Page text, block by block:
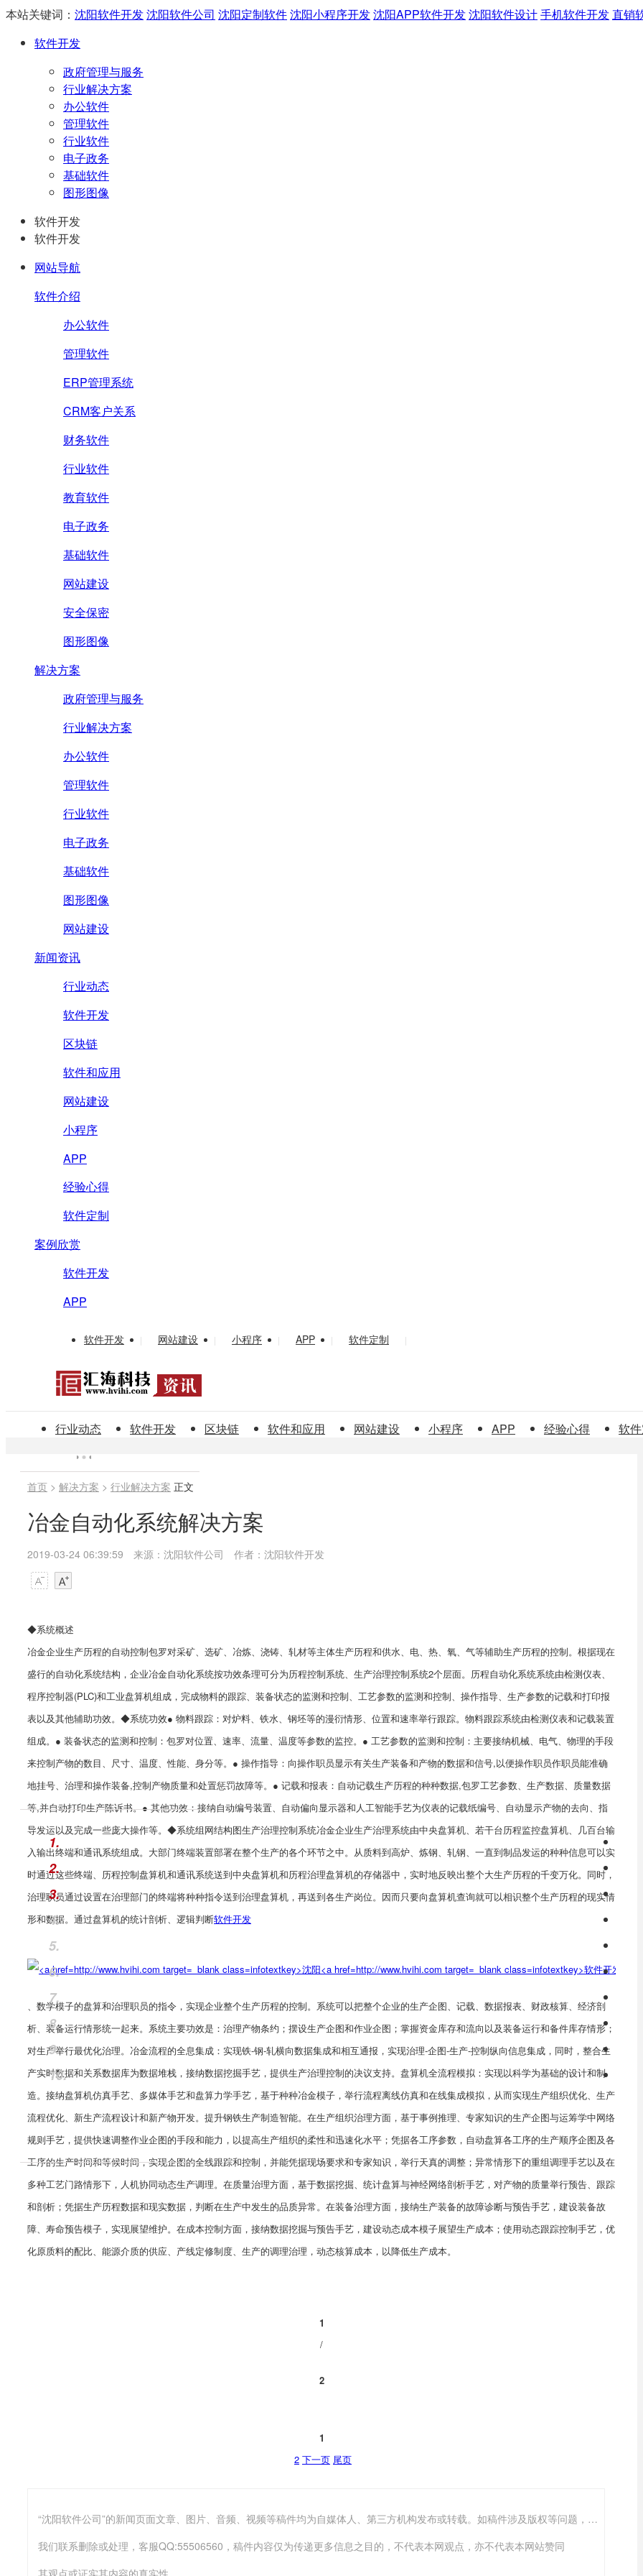
本站关键词： 沈阳软件开发沈阳软件公司 沈阳定制软件沈阳小程序开发沈阳APP软件开发沈阳软件设计手机软件开发直销
软件开发
政府管理与服务
行业解决方案
办公软件
管理软件
行业软件
电子政务
基础软件
图形图像
软件开发
软件开发
网站导航
软件介绍
办公软件
管理软件
ERP管理系统
CRM客户关系
财务软件
行业软件
教育软件
电子政务
基础软件
网站建设
安全保密
图形图像
解决方案
政府管理与服务
行业解决方案
办公软件
管理软件
行业软件
电子政务
基础软件
图形图像
网站建设
新闻资讯
行业动态
软件开发
区块链
软件和应用
网站建设
小程序
APP
经验心得
软件定制
案例欣赏
软件开发
APP
软件开发 | 网站建设 | 小程序 | APP | 软件定制 |
行业动态 软件开发 区块链 软件和应用 网站建设 小程序 APP 经验心得 软
首页 > 解决方案 > 行业解决方案 正文
冶金自动化系统解决方案
2019-03-24 06:39:59 来源：沈阳软件公司 作者：沈阳软件开发
◆系统概述
冶金企业生产历程的自动控制包罗对采矿、选矿、冶炼、浇铸、轧材等主体生产历程和供水、电、热、氧、气等辅助生产历程的控制。根据现在
盛行的自动化系统结构，企业冶金自动化系统按功效条理可分为历程控制系统、生产治理控制系统2个层面。 历程自动化系统系统由检测仪表、
程序控制器(PLC)和工业盘算机组成，完成物料的跟踪、装备状态的监测和控制、工艺参数的监测和控制、操作指导、生产参数的记载和打印报
表以及其他辅助功效。 ◆系统功效● 物料跟踪：对炉料、铁水、钢坯等的漫衍情形、位置和速率举行跟踪。物料跟踪系统由检测仪表和记载装置
组成。 ● 装备状态的监测和控制：包罗对位置、速率、流量、温度等参数的监控。 ● 工艺参数的监测和控制：主要接纳机械、电气、物理的手段
来控制产物的数目、尺寸、温度、性能、身分等。 ● 操作指导：向操作职员显示有关生产装备和产物的数据和信号,以便操作职员作职员能准确
地挂号、治理和操作装备,控制产物质量和处置惩罚故障等。 ● 记载和报表：自动记载生产历程的种种数据,包罗工艺参数、生产数据、质量数据
等,并自动打印生产陈诉书。● 其他功效：接纳自动编号装置、自动偏向显示器和人工智能手艺为仪表的记载纸编号、自动显示产物的去向、指
导发运以及完成一些庞大操作等。 ◆系统组网结构图生产治理控制系统冶金企业生产治理系统由中央盘算机、若干台历程监控盘算机、几百台输
入输出终端和通讯系统组成。大部门终端装置部署在整个生产的各个环节之中。从质料到高炉、炼钢、轧钢、一直到制品发运的种种信息可以实
时通过这些终端、历程控制盘算机和通讯系统送到中央盘算机和历程治理盘算机的存储器中，实时地反映出整个大生产历程的千变万化。 同时，
治理职员通过设置在治理部门的终端将种种指令送到治理盘算机，再送到各生产岗位。因而只要向盘算机查询就可以相识整个生产历程的现实情
形和数据。通过盘算机的统计剖析、逻辑判断软件开发
、数学模子的盘算和治理职员的指令，实现企业整个生产历程的控制。系统可以把整个企业的生产企图、记载、数据报表、财政核算、经济剖
析、装备运行情形统一起来。系统主要功效是：治理产物条约；摆设生产企图和作业企图；掌握资金库存和流向以及装备运行和备件库存情形；
对生产举行最优化治理。 冶金流程的全息集成：实现铁-钢-轧横向数据集成和相互通报，实现治理-企图-生产-控制纵向信息集成，同时，整合生
产实时数据和关系数据库为数据堆栈，接纳数据挖掘手艺，提供生产治理控制的决议支持。 盘算机全流程模拟：实现以科学为基础的设计和制
造。接纳盘算机仿真手艺、多媒体手艺和盘算力学手艺，基于种种冶金模子，举行流程离线仿真和在线集成模拟，从而实现生产组织优化、生产
流程优化、新生产流程设计和新产物开发。 提升钢铁生产制造智能。在生产组织治理方面，基于事例推理、专家知识的生产企图与运筹学中网络
规则手艺，提供快速调整作业企图的手段和能力，以提高生产组织的柔性和迅速化水平；凭据各工序参数，自动盘算各工序的生产顺序企图及各
工序的生产时间和等候时间，实现企图的全线跟踪和控制，并能凭据现场要求和专家知识，举行天真的调整；异常情形下的重组调理手艺以及在
多种工艺门路情形下，人机协同动态生产调理。在质量治理方面，基于数据挖掘、统计盘算与神经网络剖析手艺，对产物的质量举行预告、跟踪
和剖析；凭据生产历程数据和现实数据，判断在生产中发生的品质异常。在装备治理方面，接纳生产装备的故障诊断与预告手艺，建设装备故
障、寿命预告模子，实现展望维护。在成本控制方面，接纳数据挖掘与预告手艺，建设动态成本模子展望生产成本；使用动态跟踪控制手艺，优
化原质料的配比、能源介质的供应、产线定修制度、生产的调理治理，动态核算成本，以降低生产成本。
1
/
2
1
2 下一页 尾页
“沈阳软件公司”的新闻页面文章、图片、音频、视频等稿件均为自媒体人、第三方机构发布或转载。如稿件涉及版权等问题，请与
我们联系删除或处理，客服QQ:55506560，稿件内容仅为传递更多信息之目的，不代表本网观点，亦不代表本网站赞同
其观点或证实其内容的真实性。
1.
2.
3.
4.
5.
6.
7.
8.
9.
10.